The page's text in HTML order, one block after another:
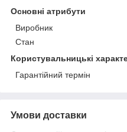
Основні атрибути
Виробник
Стан
Користувальницькі
Гарантійний термін
Умови доставки